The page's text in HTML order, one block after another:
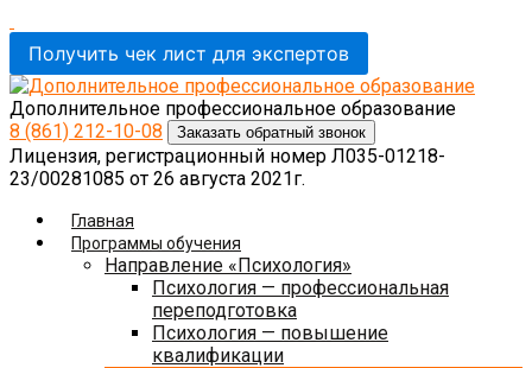
Получить чек лист для экспертов
Дополнительное профессиональное образование
8 (861) 212-10-08 Заказать обратный звонок
Лицензия, регистрационный номер Л035-01218-
23/00281085 от 26 августа 2021г.
Главная
Программы обучения
Направление «Психология»
Психология — профессиональная
переподготовка
Психология — повышение
квалификации